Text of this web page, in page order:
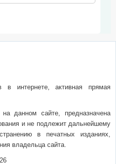
в интернете, активная прямая
данном сайте, предназначена
и не подлежит дальнейшему
в печатных изданиях,
владельца сайта.